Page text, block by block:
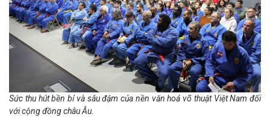
Sức thu hút bền bỉ và sâu đậm của nền văn hoá võ thuật Việt Nam đối
với cộng đồng châu Âu.